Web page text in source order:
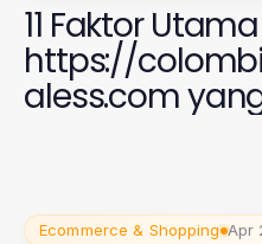
11 Faktor Utama
https://
aless.com
Ecommerce & Shopping Apr